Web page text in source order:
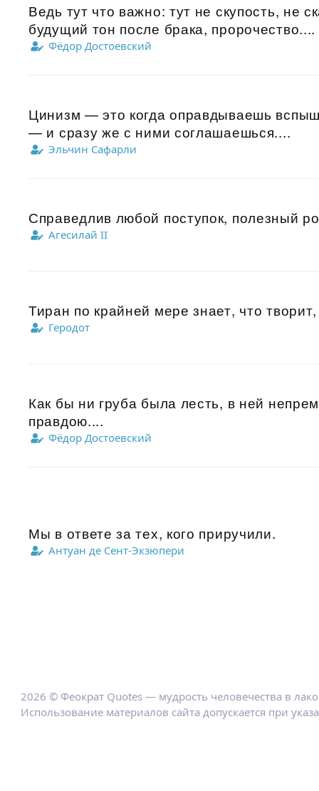
Ведь тут что важно: тут не скупость, не
будущий тон после брака, пророчество....
Фёдор Достоевский
Цинизм — это когда оправдываешь
— и сразу же с ними соглашаешься....
Эльчин Сафарли
Справедлив любой поступок, полезный
Агесилай II
Тиран по крайней мере знает, что
Геродот
Как бы ни груба была лесть, в ней
правдою....
Фёдор Достоевский
Мы в ответе за тех, кого приручили.
Антуан де Сент-Экзюпери
2026 © Феократ Quotes — мудрость человечества в
Использование материалов сайта допускается при